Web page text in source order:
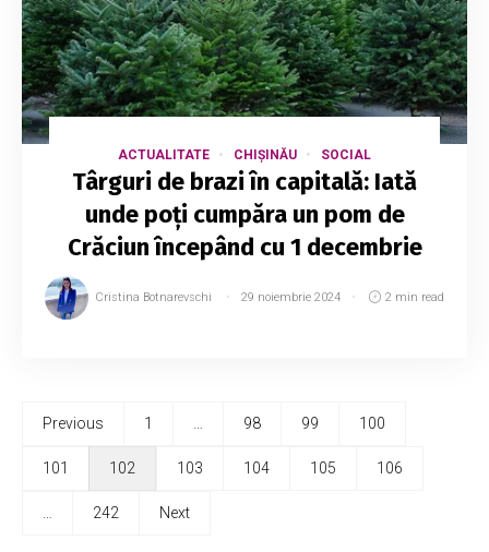
ACTUALITATE CHIȘINĂU SOCIAL
Târguri de brazi în capitală: Iată
unde poți cumpăra un pom de
Crăciun începând cu 1 decembrie
Cristina Botnarevschi 29 noiembrie 2024 2 min read
Previous 1 … 98 99 100
101 102 103 104 105 106
… 242 Next